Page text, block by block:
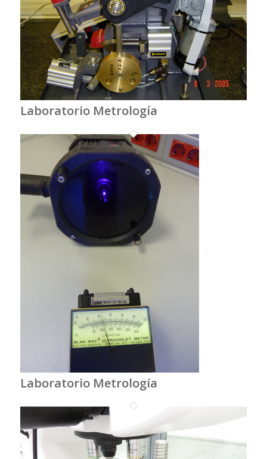
Laboratorio Metrología
Laboratorio Metrología